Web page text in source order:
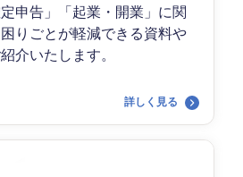
申告」「起業・開業」に関
りごとが軽減できる資料や
介いたします。
詳しく見る